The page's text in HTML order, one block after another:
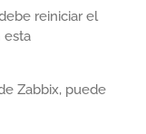
reiniciar el
esta
Zabbix, puede